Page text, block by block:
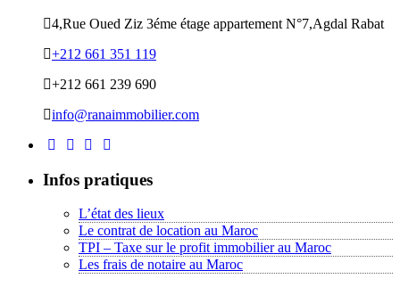
4,Rue Oued Ziz 3éme étage appartement N°7,Agdal Rabat
+212 661 351 119
+212 661 239 690
info@ranaimmobilier.com
Infos pratiques
L’état des lieux
Le contrat de location au Maroc
TPI – Taxe sur le profit immobilier au Maroc
Les frais de notaire au Maroc